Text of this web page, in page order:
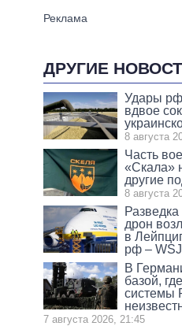
ДРУГИЕ
Удары рф
вдвое
8 августа
Часть
«Скала»
другие
8 августа
дрон
в
рф – WSJ
В
базой,
системы
7 августа 2026, 21:45